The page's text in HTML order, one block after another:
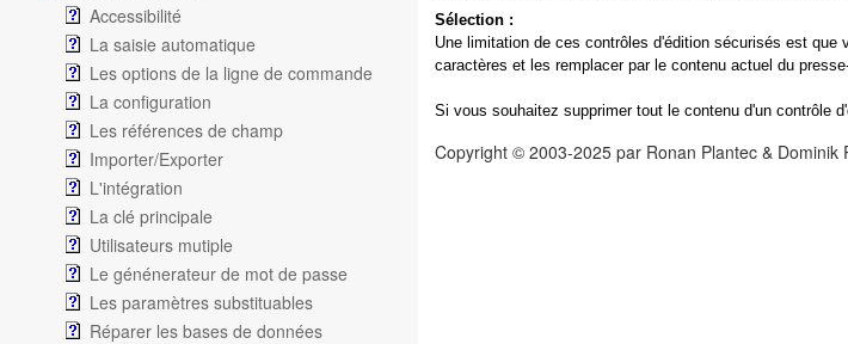
Accessibilité
La saisie automatique
Les options de la ligne de commande
La configuration
Les références de champ
Importer/Exporter
L'intégration
La clé principale
Utilisateurs mutiple
Le génénerateur de mot de passe
Les paramètres substituables
Réparer les bases de données
Sélection :
Une limitation de ces contrôles d'édition sécurisés est
caractères et les remplacer par le contenu actuel du
Si vous souhaitez supprimer tout le contenu d'un contrôle
Copyright © 2003-2025 par Ronan Plantec & Dominik